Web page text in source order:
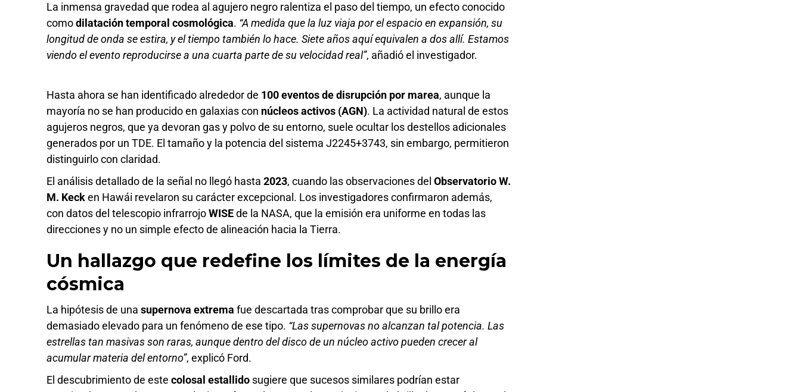
La inmensa gravedad que rodea al agujero negro ralentiza el paso del tiempo, un efecto conocido
comodilatación temporal cosmológica. “A medida que la luz viaja por el espacio en expansión, su
longitud de onda se estira, y el tiempo también lo hace. Siete años aquí equivalen a dos allí. Estamos
viendo el evento reproducirse a una cuarta parte de su velocidad real”, añadió el investigador.
Hasta ahora se han identificado alrededor de 100 eventos de disrupción por marea, aunque la
mayoría no se han producido en galaxias con núcleos activos (AGN). La actividad natural de estos
agujeros negros, que ya devoran gas y polvo de su entorno, suele ocultar los destellos adicionales
generados por un TDE. El tamaño y la potencia del sistema J2245+3743, sin embargo, permitieron
distinguirlo con claridad.
El análisis detallado de la señal no llegó hasta2023, cuando las observaciones delObservatorio W.
M. Kecken Hawái revelaron su carácter excepcional. Los investigadores confirmaron además,
con datos del telescopio infrarrojoWISEde la NASA, que la emisión era uniforme en todas las
direcciones y no un simple efecto de alineación hacia la Tierra.
Un hallazgo que redefine los límites de la energía
cósmica
La hipótesis de unasupernova extrema fue descartada tras comprobar que su brillo era
demasiado elevado para un fenómeno de ese tipo. “Las supernovas no alcanzan tal potencia. Las
estrellas tan masivas son raras, aunque dentro del disco de un núcleo activo pueden crecer al
acumular materia del entorno”, explicó Ford.
El descubrimiento de estecolosal estallido sugiere que sucesos similares podrían estar